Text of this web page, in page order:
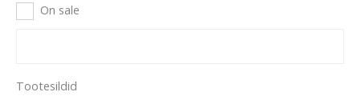
On sale
Tootesildid